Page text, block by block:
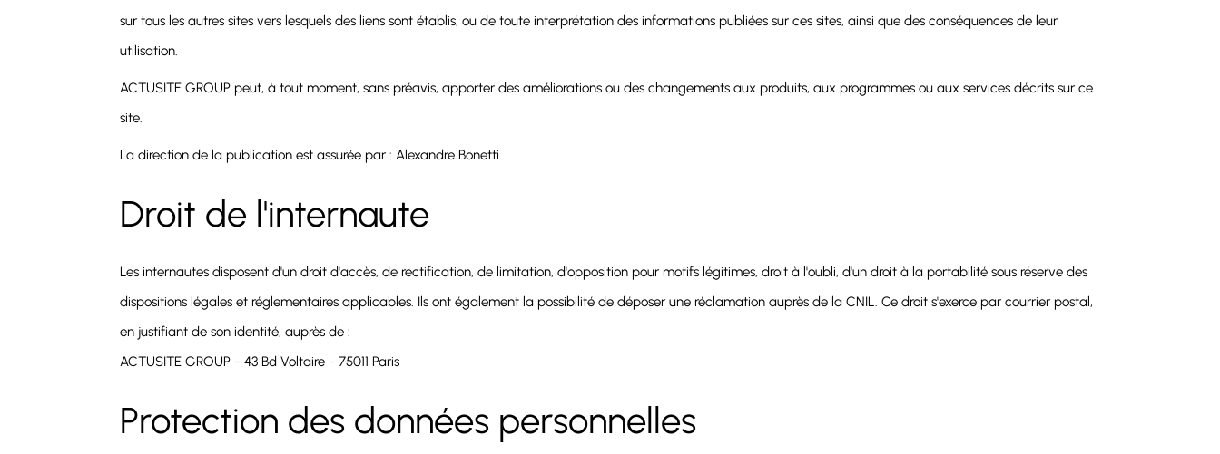
sur tous les autres sites vers lesquels des liens sont établis, ou de toute interprétation des informations publiées sur ces sites, ainsi que des conséquences de leur
utilisation.
ACTUSITE GROUP peut, à tout moment, sans préavis, apporter des améliorations ou des changements aux produits, aux programmes ou aux services décrits sur ce
site.
La direction de la publication est assurée par : Alexandre Bonetti
Droit de l'internaute
Les internautes disposent d'un droit d'accès, de rectification, de limitation, d'opposition pour motifs légitimes, droit à l'oubli, d'un droit à la portabilité sous réserve des
dispositions légales et réglementaires applicables. Ils ont également la possibilité de déposer une réclamation auprès de la CNIL. Ce droit s'exerce par courrier postal,
en justifiant de son identité, auprès de :
ACTUSITE GROUP - 43 Bd Voltaire - 75011 Paris
Protection des données personnelles